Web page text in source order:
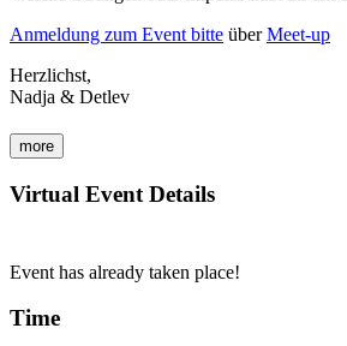
Anmeldung zum Event bitte überMeet-up
Herzlichst,
Nadja & Detlev
more
Virtual Event Details
Event has already taken place!
Time